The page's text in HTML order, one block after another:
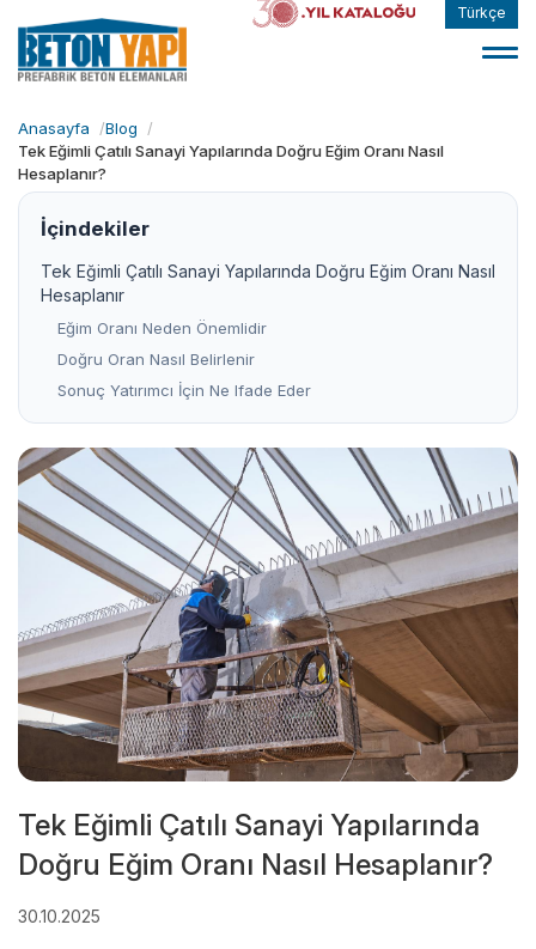
Türkçe
Anasayfa
Blog
Tek Eğimli Çatılı Sanayi Yapılarında Doğru Eğim Oranı Nasıl
Hesaplanır?
İçindekiler
Tek Eğimli Çatılı Sanayi Yapılarında Doğru Eğim Oranı Nasıl
Hesaplanır
Eğim Oranı Neden Önemlidir
Doğru Oran Nasıl Belirlenir
Sonuç Yatırımcı İçin Ne Ifade Eder
Tek Eğimli Çatılı Sanayi Yapılarında
Doğru Eğim Oranı Nasıl Hesaplanır?
30.10.2025